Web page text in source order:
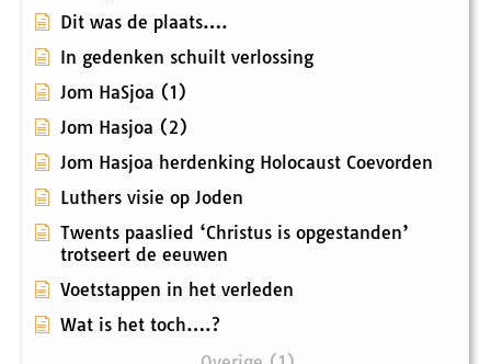
Dit was de plaats….
In gedenken schuilt verlossing
Jom HaSjoa (1)
Jom Hasjoa (2)
Jom Hasjoa herdenking Holocaust Coevorden
Luthers visie op Joden
Twents paaslied ‘Christus is opgestanden’
trotseert de eeuwen
Voetstappen in het verleden
Wat is het toch….?